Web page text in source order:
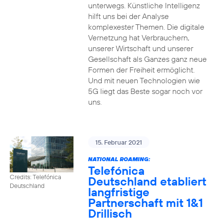
unterwegs. Künstliche Intelligenz
hilft uns bei der Analyse
komplexester Themen. Die digitale
Vernetzung hat Verbrauchern,
unserer Wirtschaft und unserer
Gesellschaft als Ganzes ganz neue
Formen der Freiheit ermöglicht.
Und mit neuen Technologien wie
5G liegt das Beste sogar noch vor
uns.
Credits: Telefónica
Deutschland
15. Februar 2021
NATIONAL ROAMING:
Telefónica
Deutschland etabliert
langfristige
Partnerschaft mit 1&1
Drillisch